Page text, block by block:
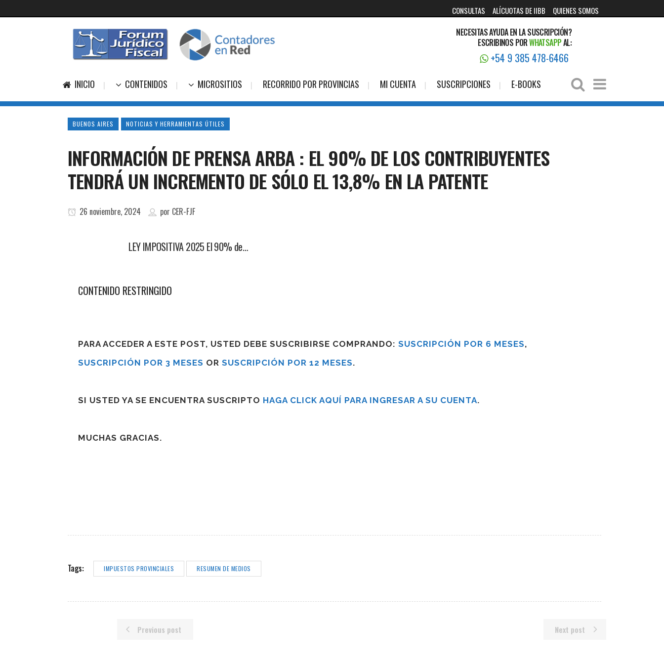
CONSULTAS ALÍCUOTAS DE IIBB QUIENES SOMOS
NECESITAS AYUDA EN LA SUSCRIPCIÓN?
ESCRIBINOS PORWHATSAPPAL:
+54 9 385 478-6466
INICIO CONTENIDOS MICROSITIOS RECORRIDO POR PROVINCIAS MI CUENTA SUSCRIPCIONES E-BOOKS
BUENOS AIRES NOTICIAS Y HERRAMIENTAS ÚTILES
INFORMACIÓN DE PRENSA ARBA : EL 90% DE LOS CONTRIBUYENTES
TENDRÁ UN INCREMENTO DE SÓLO EL 13,8% EN LA PATENTE
26 noviembre, 2024 por CER-FJF
LEY IMPOSITIVA 2025 El 90% de…
CONTENIDO RESTRINGIDO
PARA ACCEDER A ESTE POST, USTED DEBE SUSCRIBIRSE COMPRANDO: SUSCRIPCIÓN POR 6 MESES,
SUSCRIPCIÓN POR 3 MESES OR SUSCRIPCIÓN POR 12 MESES.
SI USTED YA SE ENCUENTRA SUSCRIPTO HAGA CLICK AQUÍ PARA INGRESAR A SU CUENTA.
MUCHAS GRACIAS.
Tags: IMPUESTOS PROVINCIALES RESUMEN DE MEDIOS
Previous post Next post